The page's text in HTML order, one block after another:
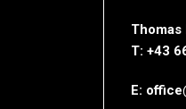
Thomas
T: ‭+43
E: